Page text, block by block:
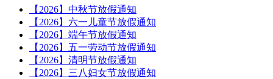
【2026】中秋节放假通知
【2026】六一儿童节放假通知
【2026】端午节放假通知
【2026】五一劳动节放假通知
【2026】清明节放假通知
【2026】三八妇女节放假通知